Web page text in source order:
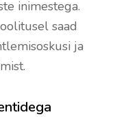
inimestega.
saad
ja